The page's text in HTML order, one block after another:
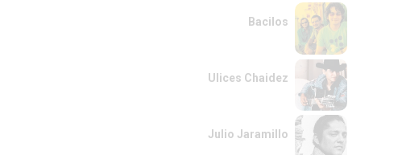
Bacilos
Ulices Chaidez
Julio Jaramillo